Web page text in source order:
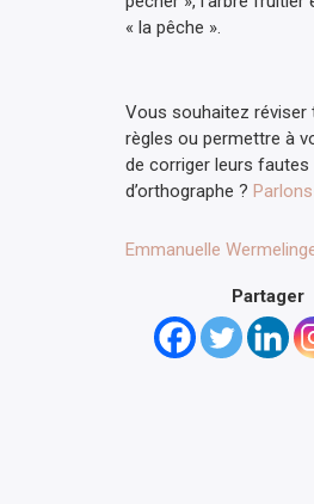
« la pêche ».
Vous souhaitez réviser
règles ou permettre à
de corriger leurs fautes
d’orthographe ?
Emmanuelle
Partager